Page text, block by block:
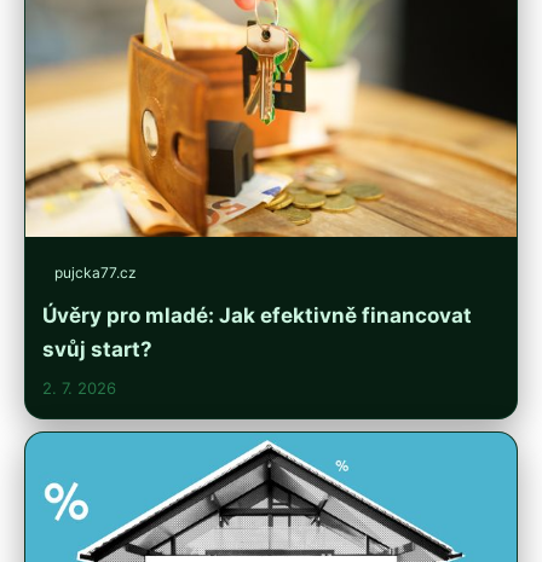
pujcka77.cz
Úvěry pro mladé: Jak efektivně financovat
svůj start?
2. 7. 2026